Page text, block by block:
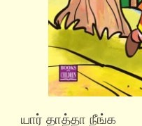
யார் தாத்தா நீங்க